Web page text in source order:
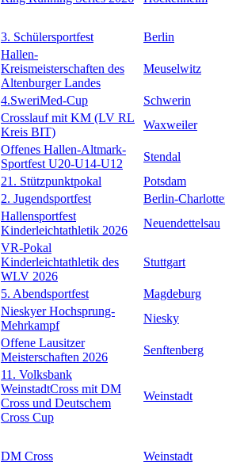
3. Schülersportfest Berlin
Hallen-
Kreismeisterschaften des
Altenburger Landes
Meuselwitz
4.SweriMed-Cup
Schwerin
Crosslauf mit KM (LV RL
Kreis BIT)
Waxweiler
Offenes Hallen-Altmark-
Sportfest U20-U14-U12
Stendal
21. Stützpunktpokal
Potsdam
2. Jugendsportfest
Berlin-
Hallensportfest
Kinderleichtathletik 2026
Neuendettelsau
VR-Pokal
Kinderleichtathletik des
WLV 2026
Stuttgart
5. Abendsportfest
Magdeburg
Nieskyer Hochsprung-
Mehrkampf
Niesky
Offene Lausitzer
Meisterschaften 2026
Senftenberg
11. Volksbank
WeinstadtCross mit DM
Cross und Deutschem
Cross Cup
Weinstadt
DM Cross Weinstadt